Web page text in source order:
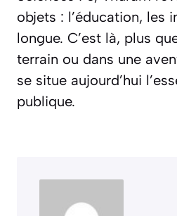
objets : l’éducation, les
longue. C’est là, plus
terrain ou dans une
se situe aujourd’hui
publique.